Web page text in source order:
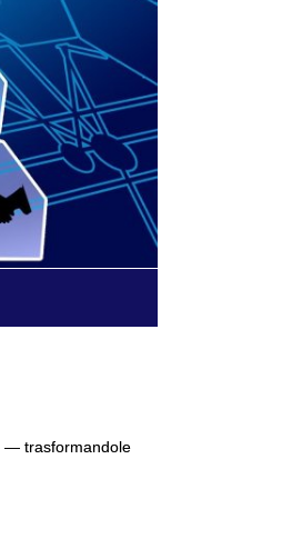
— trasformandole